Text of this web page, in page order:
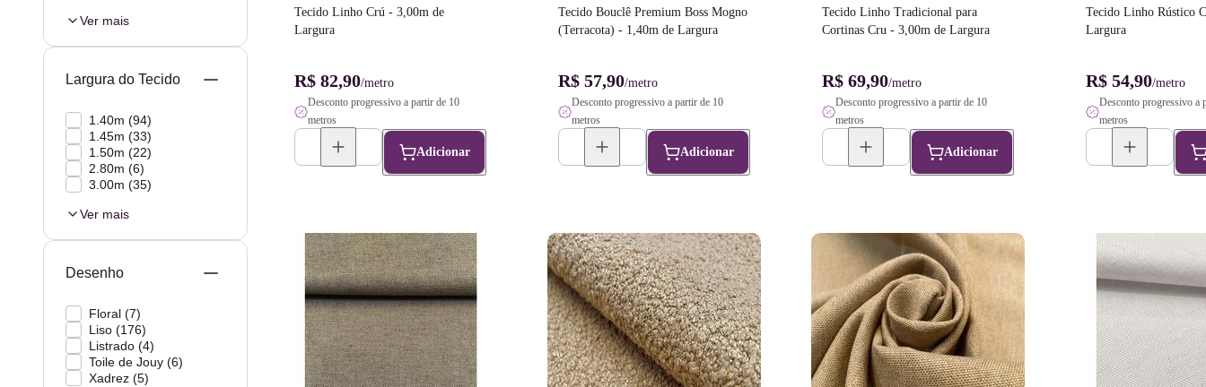
Ver mais
Largura do Tecido
1.40m (94)
1.45m (33)
1.50m (22)
2.80m (6)
3.00m (35)
Ver mais
Desenho
Floral (7)
Liso (176)
Listrado (4)
Toile de Jouy (6)
Xadrez (5)
Tecido Linho Crú - 3,00m de
Largura
R$ 82,90/metro
Desconto progressivo a partir de 10
metros
Adicionar
Tecido Bouclê Premium Boss Mogno
(Terracota) - 1,40m de Largura
R$ 57,90/metro
Desconto progressivo a partir de 10
metros
Adicionar
Tecido Linho Tradicional para
Cortinas Cru - 3,00m de Largura
R$ 69,90/metro
Desconto progressivo a partir de 10
metros
Adicionar
Tecido Linho Rústico
Largura
R$ 54,90/metro
Desconto progressivo a
metros